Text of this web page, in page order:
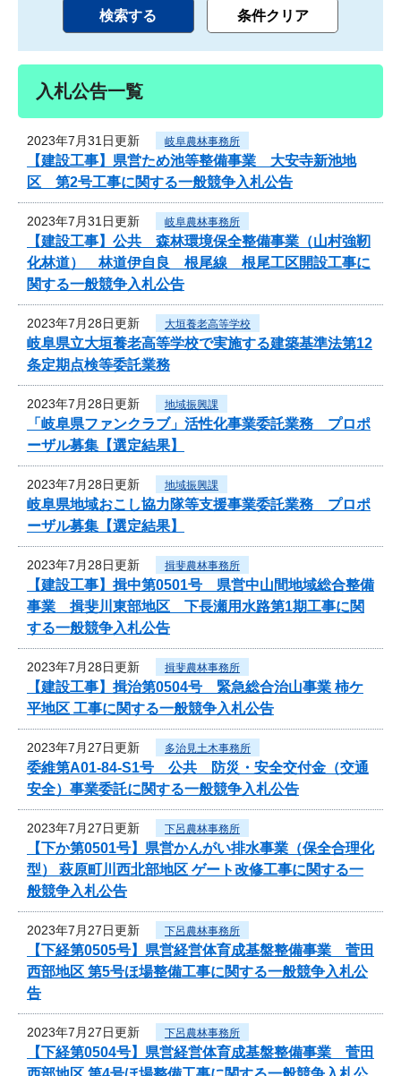
入札公告一覧
2023年7月31日更新 岐阜農林事務所
【建設工事】県営ため池等整備事業 大安寺新池地
区 第2号工事に関する一般競争入札公告
2023年7月31日更新 岐阜農林事務所
【建設工事】公共 森林環境保全整備事業（山村強靭
化林道） 林道伊自良 根尾線 根尾工区開設工事に
関する一般競争入札公告
2023年7月28日更新 大垣養老高等学校
岐阜県立大垣養老高等学校で実施する建築基準法第12
条定期点検等委託業務
2023年7月28日更新 地域振興課
「岐阜県ファンクラブ」活性化事業委託業務 プロポ
ーザル募集【選定結果】
2023年7月28日更新 地域振興課
岐阜県地域おこし協力隊等支援事業委託業務 プロポ
ーザル募集【選定結果】
2023年7月28日更新 揖斐農林事務所
【建設工事】揖中第0501号 県営中山間地域総合整備
事業 揖斐川東部地区 下長瀬用水路第1期工事に関
する一般競争入札公告
2023年7月28日更新 揖斐農林事務所
【建設工事】揖治第0504号 緊急総合治山事業 柿ケ
平地区 工事に関する一般競争入札公告
2023年7月27日更新 多治見土木事務所
委維第A01-84-S1号 公共 防災・安全交付金（交通
安全）事業委託に関する一般競争入札公告
2023年7月27日更新 下呂農林事務所
【下か第0501号】県営かんがい排水事業（保全合理化
型） 萩原町川西北部地区 ゲート改修工事に関する一
般競争入札公告
2023年7月27日更新 下呂農林事務所
【下経第0505号】県営経営体育成基盤整備事業 菅田
西部地区 第5号ほ場整備工事に関する一般競争入札公
告
2023年7月27日更新 下呂農林事務所
【下経第0504号】県営経営体育成基盤整備事業 菅田